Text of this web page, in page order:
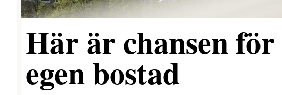
Här är chansen
egen bostad